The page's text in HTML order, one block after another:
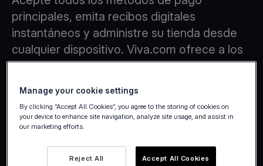
principales, emita recibos digitales
instantáneos y administre su tienda desde
cualquier dispositivo. Viva.com ofrece a los
supermercados y tiendas de conveniencia
manejar los pagos.
Manage your cookie settings
By clicking “Accept All Cookies”, you agree to the storing of cookies on
your device to enhance site navigation, analyze site usage, and assist in
our marketing efforts.
Reject All Accept All Cookies